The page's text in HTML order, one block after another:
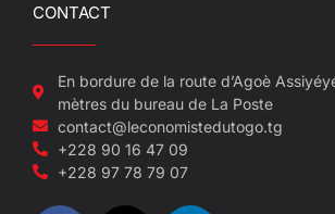
CONTACT
En bordure de la route d’Agoè
mètres du bureau de La Poste
contact@leconomistedutogo.tg
+228 90 16 47 09
+228 97 78 79 07